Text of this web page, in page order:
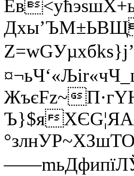
ЖъєFz~
Ъ}$я